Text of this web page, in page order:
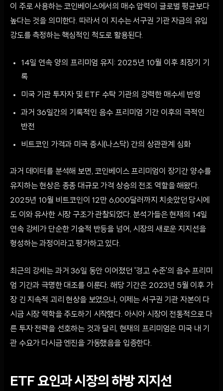
이 주로 사용하는 코인베이스에서의 매수 압력이 글로벌 평균보다
높다는 것을 의미한다. 따라서 이 지수는 서구권 기관 자금의 유입
강도를 측정하는 핵심적인 척도로 활용된다.
14일 연속 양의 프리미엄 유지: 2025년 10월 이후 최장기 기
록
미국 기관 투자자 및 ETF 수탁 기관의 강력한 매수세 반영
과거 36일간의 기록적인 음수 프리미엄 기간 이후의 극적인
반전
비트코인 가격과 미국 증시(나스닥) 간의 상관관계 심화
과거 데이터를 분석해 보면, 코인베이스 프리미엄이 장기간 양수를
유지하는 현상은 종종 대규모 가격 상승의 전조 역할을 해왔다.
2025년 10월 비트코인이 12만 6,000달러까지 치솟았던 당시에
도 이와 유사한 시장 구조가 관찰되었다. 분석가들은 현재의 14일
연속 강세가 단순한 기술적 반등을 넘어, 시장의 새로운 지지선을
형성하는 과정이라고 평가하고 있다.
최근의 강세는 과거 36일 동안 이어졌던 '경고 수준'의 음수 프리미
엄 기간과 극명한 대조를 이룬다. 해당 기간은 2023년 5월 이후 가
장 긴 지속적 괴리 현상을 보였으나, 이제는 서구권 기관 자본이 다
시금 시장 역학을 주도하기 시작했다. 아시아 시장이 전통적으로 다
른 투자 전략을 선호하는 것과 달리, 현재의 프리미엄은 미국 내 기
관 수요가 다시금 엔진을 가동했음을 입증한다.
ETF 요인과 시장의 하방 지지선